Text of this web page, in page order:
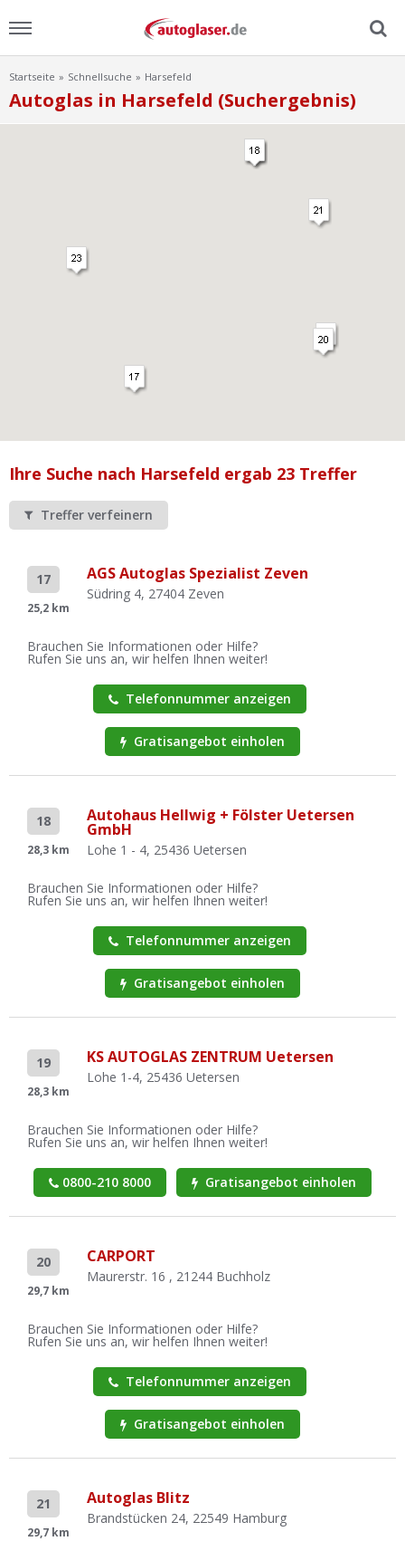
Menu
Home
Scheibensuche
Werkstatt Login
Startseite Schnellsuche Harsefeld
Autoglas in Harsefeld (Suchergebnis)
Ihre Suche nach Harsefeld ergab 23 Treffer
Treffer verfeinern
17
25,2 km
AGS Autoglas Spezialist Zeven
Südring 4, 27404 Zeven
Brauchen Sie Informationen oder Hilfe?
Rufen Sie uns an, wir helfen Ihnen weiter!
Telefonnummer anzeigen
Gratisangebot einholen
18
28,3 km
Autohaus Hellwig + Fölster Uetersen
GmbH
Lohe 1 - 4, 25436 Uetersen
Brauchen Sie Informationen oder Hilfe?
Rufen Sie uns an, wir helfen Ihnen weiter!
Telefonnummer anzeigen
Gratisangebot einholen
19
28,3 km
KS AUTOGLAS ZENTRUM Uetersen
Lohe 1-4, 25436 Uetersen
Brauchen Sie Informationen oder Hilfe?
Rufen Sie uns an, wir helfen Ihnen weiter!
0800-210 8000 Gratisangebot einholen
20
29,7 km
CARPORT
Maurerstr. 16 , 21244 Buchholz
Brauchen Sie Informationen oder Hilfe?
Rufen Sie uns an, wir helfen Ihnen weiter!
Telefonnummer anzeigen
Gratisangebot einholen
21
29,7 km
Autoglas Blitz
Brandstücken 24, 22549 Hamburg